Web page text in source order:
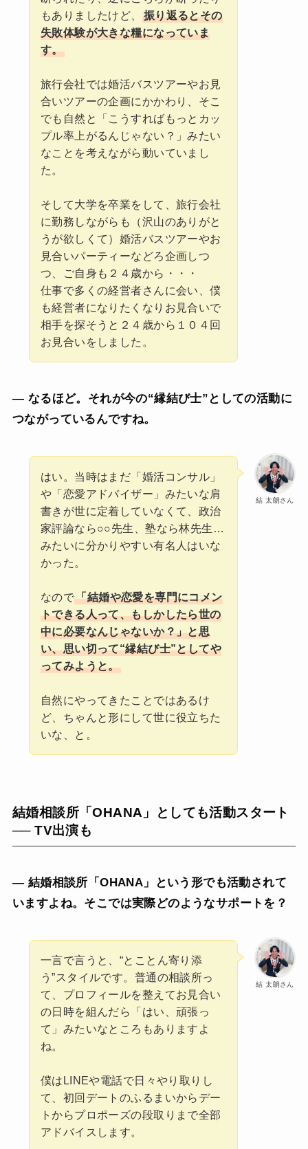
もありましたけど、
振り返るとその
失敗体験が大きな糧になっていま
す。
旅行会社では婚活バスツアーやお見
合いツアーの企画にかかわり、そこ
でも自然と「こうすればもっとカッ
プル率上がるんじゃない？」みたい
なことを考えながら動いていまし
た。
そして大学を卒業をして、旅行会社
に勤務しながらも（沢山のありがと
うが欲しくて）婚活バスツアーやお
見合いパーティーなどろ企画しつ
つ、ご自身も２４歳から・・・
仕事で多くの経営者さんに会い、僕
も経営者になりたくなりお見合いで
相手を探そうと２４歳から１０４回
お見合いをしました。
— なるほど。それが今の“縁結び士”としての活動に
つながっているんですね。
結 太朗さん
はい。当時はまだ「婚活コンサル」
や「恋愛アドバイザー」みたいな肩
書きが世に定着していなくて、政治
家評論なら○○先生、塾なら林先生…
みたいに分かりやすい有名人はいな
かった。
なので「結婚や恋愛を専門にコメン
トできる人って、もしかしたら世の
中に必要なんじゃないか？」と思
い、思い切って“縁結び士”としてや
ってみようと。
自然にやってきたことではあるけ
ど、ちゃんと形にして世に役立ちた
いな、と。
結婚相談所「OHANA」としても活動スタート
── TV出演も
— 結婚相談所「OHANA」という形でも活動されて
いますよね。そこでは実際どのようなサポートを？
結 太朗さん
一言で言うと、“とことん寄り添
う”スタイルです。普通の相談所っ
て、プロフィールを整えてお見合い
の日時を組んだら「はい、頑張っ
て」みたいなところもありますよ
ね。
僕はLINEや電話で日々やり取りし
て、初回デートのふるまいからデー
トからプロポーズの段取りまで全部
アドバイスします。